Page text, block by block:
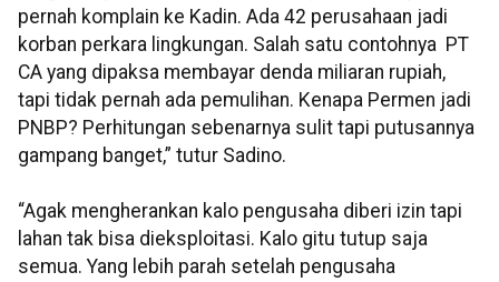
pernah komplain ke Kadin. Ada 42 perusahaan jadi
korban perkara lingkungan. Salah satu contohnya PT
CA yang dipaksa membayar denda miliaran rupiah,
tapi tidak pernah ada pemulihan. Kenapa Permen jadi
PNBP? Perhitungan sebenarnya sulit tapi putusannya
gampang banget,” tutur Sadino.
“Agak mengherankan kalo pengusaha diberi izin tapi
lahan tak bisa dieksploitasi. Kalo gitu tutup saja
semua. Yang lebih parah setelah pengusaha